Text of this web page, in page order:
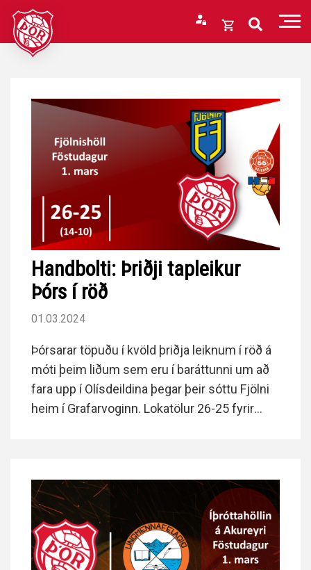
Fara
efni
Opna
Karfan er tóm.
Handbolti: Þriðji tapleikur
Þórs í röð
01.03.2024
Þórsarar töpuðu í kvöld þriðja leiknum í röð á
móti þeim liðum sem eru í baráttunni um að
fara upp í Olísdeildina þegar þeir sóttu Fjölni
heim í Grafarvoginn. Lokatölur 26-25 fyrir